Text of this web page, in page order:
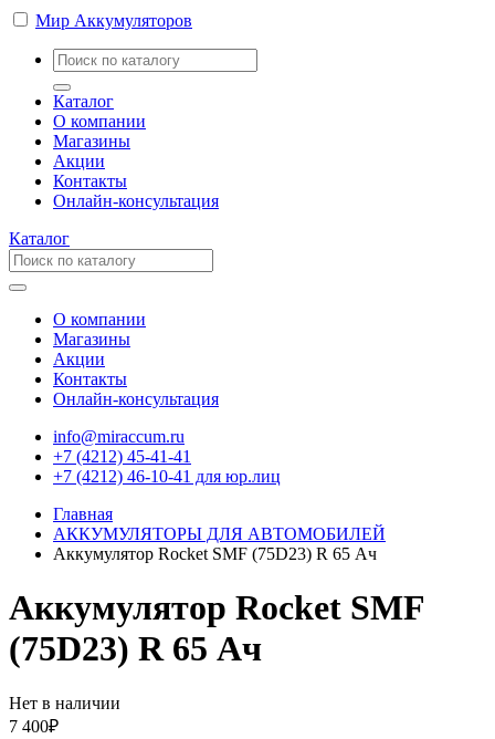
Мир Аккумуляторов
Каталог
О компании
Магазины
Акции
Контакты
Онлайн-консультация
Каталог
О компании
Магазины
Акции
Контакты
Онлайн-консультация
info@miraccum.ru
+7 (4212) 45-41-41
+7 (4212) 46-10-41 для юр.лиц
Главная
АККУМУЛЯТОРЫ ДЛЯ АВТОМОБИЛЕЙ
Аккумулятор Rocket SMF (75D23) R 65 Ач
Аккумулятор Rocket SMF
(75D23) R 65 Ач
Нет в наличии
7 400₽